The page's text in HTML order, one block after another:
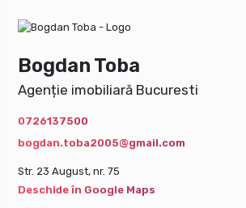
Bogdan Toba
Agenție imobiliară Bucuresti
0726137500
bogdan.toba2005@gmail.com
Str. 23 August, nr. 75
Deschide în Google Maps